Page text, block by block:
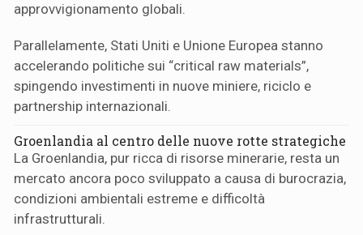
approvvigionamento globali.
Parallelamente, Stati Uniti e Unione Europea stanno
accelerando politiche sui “critical raw materials”,
spingendo investimenti in nuove miniere, riciclo e
partnership internazionali.
Groenlandia al centro delle nuove rotte strategiche
La Groenlandia, pur ricca di risorse minerarie, resta un
mercato ancora poco sviluppato a causa di burocrazia,
condizioni ambientali estreme e difficoltà
infrastrutturali.